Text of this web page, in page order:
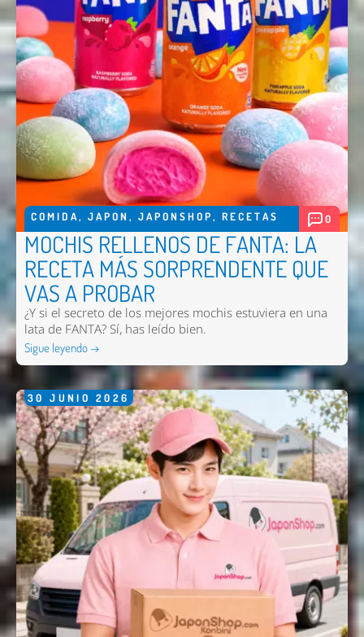
COMIDA, JAPON , JAPONSHOP, RECETAS 0
MOCHIS RELLENOS DE FANTA: LA
RECETA MÁS SORPRENDENTE QUE
VAS A PROBAR
¿Y si el secreto de los mejores mochis estuviera en una
lata de FANTA? Sí, has leído bien.
Sigue leyendo →
30 JUNIO 2026